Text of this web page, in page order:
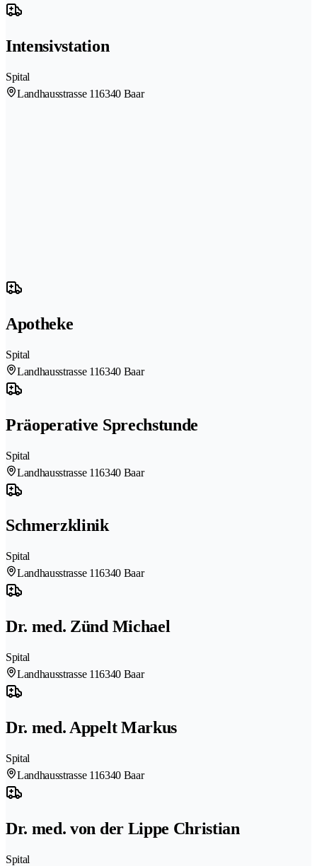
Intensivstation
Spital
Landhausstrasse 116340 Baar
Apotheke
Spital
Landhausstrasse 116340 Baar
Präoperative Sprechstunde
Spital
Landhausstrasse 116340 Baar
Schmerzklinik
Spital
Landhausstrasse 116340 Baar
Dr. med. Zünd Michael
Spital
Landhausstrasse 116340 Baar
Dr. med. Appelt Markus
Spital
Landhausstrasse 116340 Baar
Dr. med. von der Lippe Christian
Spital